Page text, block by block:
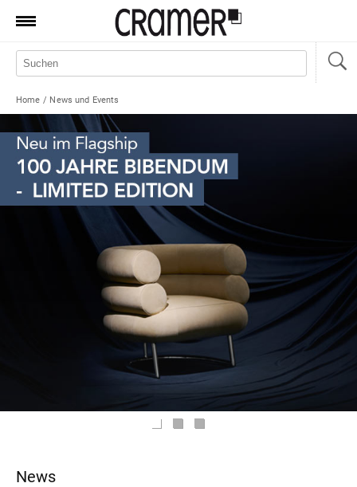
Produkte
Manufaktur
Aktionen
News
Sale
Home / News und Events
News